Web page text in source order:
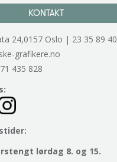
KONTAKT
24,0157 Oslo | 23 35 89 40
grafikere.no
435 828
lørdag 8. og 15.